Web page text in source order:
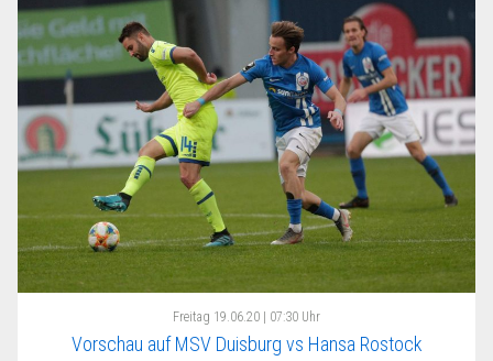
Freitag 19.06.20 | 07:30 Uhr
Vorschau auf MSV Duisburg vs Hansa Rostock